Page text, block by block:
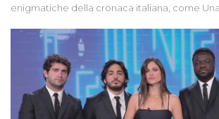
enigmatiche della cronaca italiana, come
'90 e il 2000 che, inquietantemente,
libertà. Lo speciale affronta inoltre le zone
Firenze, le cui responsabilità appaiono
groviglio di dubbi mai chiariti. Nel corso dello
l'intervista inedita a Olindo Romano,